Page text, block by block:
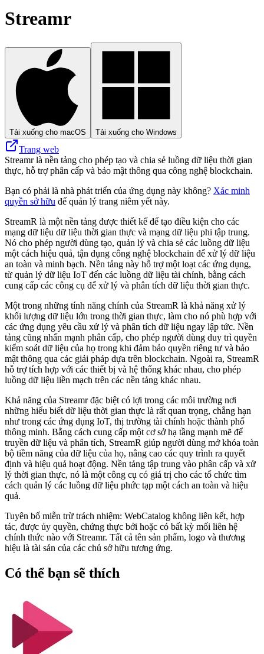
Streamr
Tải xuống cho macOS Tải xuống cho Windows
Trang web
Streamr là nền tảng cho phép tạo và chia sẻ luồng dữ liệu thời gian
thực, hỗ trợ phân cấp và bảo mật thông qua công nghệ blockchain.
Bạn có phải là nhà phát triển của ứng dụng này không? Xác minh
quyền sở hữu để quản lý trang niêm yết này.
StreamR là một nền tảng được thiết kế để tạo điều kiện cho các
mạng dữ liệu dữ liệu thời gian thực và mạng dữ liệu phi tập trung.
Nó cho phép người dùng tạo, quản lý và chia sẻ các luồng dữ liệu
một cách hiệu quả, tận dụng công nghệ blockchain để xử lý dữ liệu
an toàn và minh bạch. Nền tảng này hỗ trợ một loạt các ứng dụng,
từ quản lý dữ liệu IoT đến các luồng dữ liệu tài chính, bằng cách
cung cấp các công cụ để xử lý và phân tích dữ liệu thời gian thực.
Một trong những tính năng chính của StreamR là khả năng xử lý
khối lượng dữ liệu lớn trong thời gian thực, làm cho nó phù hợp với
các ứng dụng yêu cầu xử lý và phân tích dữ liệu ngay lập tức. Nền
tảng cũng nhấn mạnh phân cấp, cho phép người dùng duy trì quyền
kiểm soát dữ liệu của họ trong khi đảm bảo quyền riêng tư và bảo
mật thông qua các giải pháp dựa trên blockchain. Ngoài ra, StreamR
hỗ trợ tích hợp với các thiết bị và hệ thống khác nhau, cho phép
luồng dữ liệu liền mạch trên các nền tảng khác nhau.
Khả năng của Streamr đặc biệt có lợi trong các môi trường nơi
những hiểu biết dữ liệu thời gian thực là rất quan trọng, chẳng hạn
như trong các ứng dụng IoT, thị trường tài chính hoặc thành phố
thông minh. Bằng cách cung cấp một cơ sở hạ tầng mạnh mẽ để
truyền dữ liệu và phân tích, StreamR giúp người dùng mở khóa toàn
bộ tiềm năng của dữ liệu của họ, nâng cao các quy trình ra quyết
định và hiệu quả hoạt động. Nền tảng tập trung vào phân cấp và xử
lý thời gian thực, nó là một công cụ có giá trị cho các tổ chức tìm
cách quản lý các luồng dữ liệu phức tạp một cách an toàn và hiệu
quả.
Tuyên bố miễn trừ trách nhiệm: WebCatalog không liên kết, hợp
tác, được ủy quyền, chứng thực bởi hoặc có bất kỳ mối liên hệ
chính thức nào với Streamr. Tất cả tên sản phẩm, logo và thương
hiệu là tài sản của các chủ sở hữu tương ứng.
Có thể bạn sẽ thích